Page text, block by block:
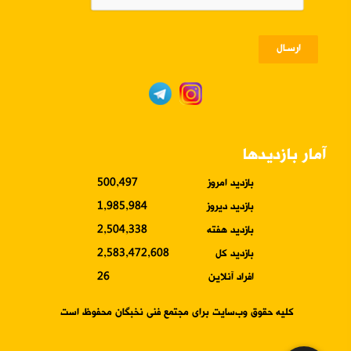
ارسـال
آمار بازدیدها
بازدید امروز
500,497
بازدید دیروز
1,985,984
بازدید هفته
2,504,338
بازدید کل
2,583,472,608
افراد آنلاین
26
کلیه حقوق وب‌سایت برای مجتمع فنی نخبگان محفوظ است